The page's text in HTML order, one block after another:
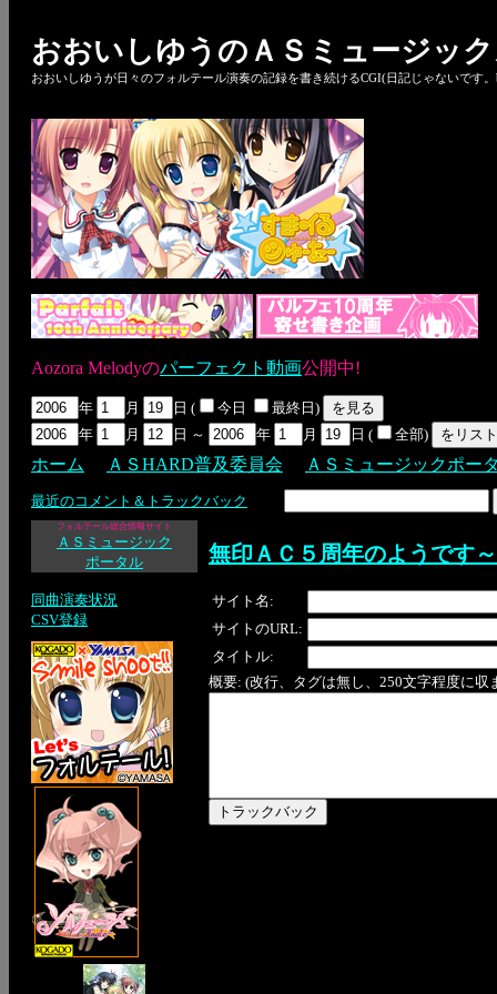
おおいしゆうのＡＳミュージッ
おおいしゆうが日々のフォルテール演奏の記録を書き続けるCGI(日記じゃないです
Aozora Melodyのパーフェクト動画公開中!
年 月 日 ( 今日
最終日)
年
月 日 ～ 年 月 日 ( 全部)
ホーム ＡＳHARD普及委員会 ＡＳミュージックポー
最近のコメント＆トラックバック
フォルテール総合情報サイト
ＡＳミュージック
ポータル
同曲演奏状況
CSV登録
無印ＡＣ５周年のようです～
サイト名:
サイトのURL:
タイトル:
概要: (改行、タグは無し、250文字程度に収